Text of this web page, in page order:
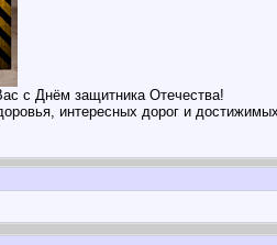
с Днём защитника Отечества!
интересных дорог и